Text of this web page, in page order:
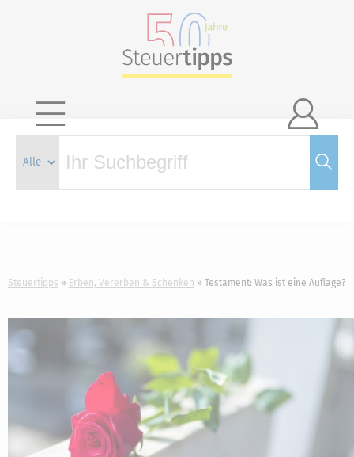

Steuertipps Erben, Vererben & Schenken Testament: Was ist eine Auflage?